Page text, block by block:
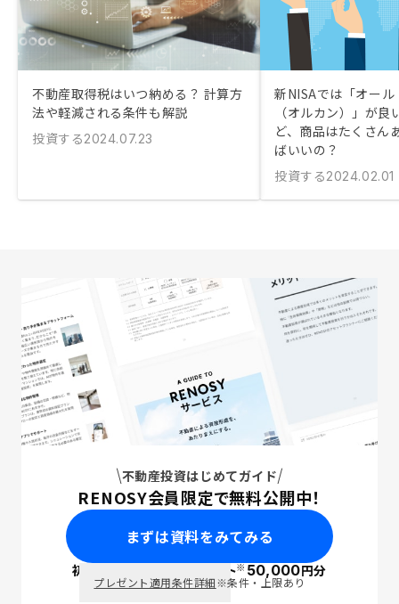
不動産取得税はいつ納める？ 計算方
法や軽減される条件も解説
投資する2024.07.23
新NISAでは「オー
（オルカン）」が良
ど、商品はたくさ
ばいいの？
投資する2024.02.01
不動産投資はじめてガイド
RENOSY会員限定で無料公開中！
まずは資料をみてみる
初回面談で ポイント※50,000円分
プレゼント適用条件詳細※条件・上限あり